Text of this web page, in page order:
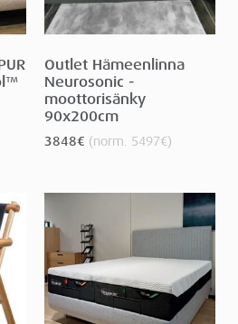
Outlet Hämeenlinna
Neurosonic -
moottorisänky
90x200cm
3848€ (norm. 5497€)